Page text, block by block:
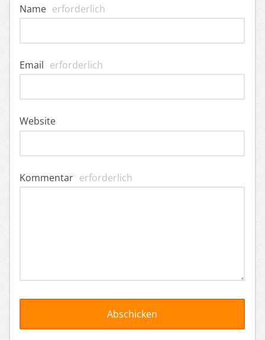
Name erforderlich
Email erforderlich
Website
Kommentar erforderlich